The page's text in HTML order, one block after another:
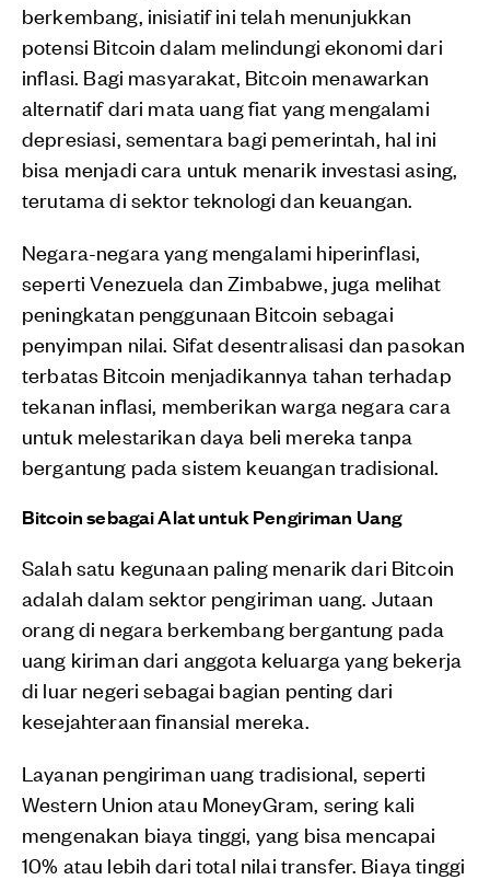
berkembang, inisiatif ini telah menunjukkan
potensi Bitcoin dalam melindungi ekonomi dari
inflasi. Bagi masyarakat, Bitcoin menawarkan
alternatif dari mata uang fiat yang mengalami
depresiasi, sementara bagi pemerintah, hal ini
bisa menjadi cara untuk menarik investasi asing,
terutama di sektor teknologi dan keuangan.
Negara-negara yang mengalami hiperinflasi,
seperti Venezuela dan Zimbabwe, juga melihat
peningkatan penggunaan Bitcoin sebagai
penyimpan nilai. Sifat desentralisasi dan pasokan
terbatas Bitcoin menjadikannya tahan terhadap
tekanan inflasi, memberikan warga negara cara
untuk melestarikan daya beli mereka tanpa
bergantung pada sistem keuangan tradisional.
Bitcoin sebagai Alat untuk Pengiriman Uang
Salah satu kegunaan paling menarik dari Bitcoin
adalah dalam sektor pengiriman uang. Jutaan
orang di negara berkembang bergantung pada
uang kiriman dari anggota keluarga yang bekerja
di luar negeri sebagai bagian penting dari
kesejahteraan finansial mereka.
Layanan pengiriman uang tradisional, seperti
Western Union atau MoneyGram, sering kali
mengenakan biaya tinggi, yang bisa mencapai
10% atau lebih dari total nilai transfer. Biaya tinggi